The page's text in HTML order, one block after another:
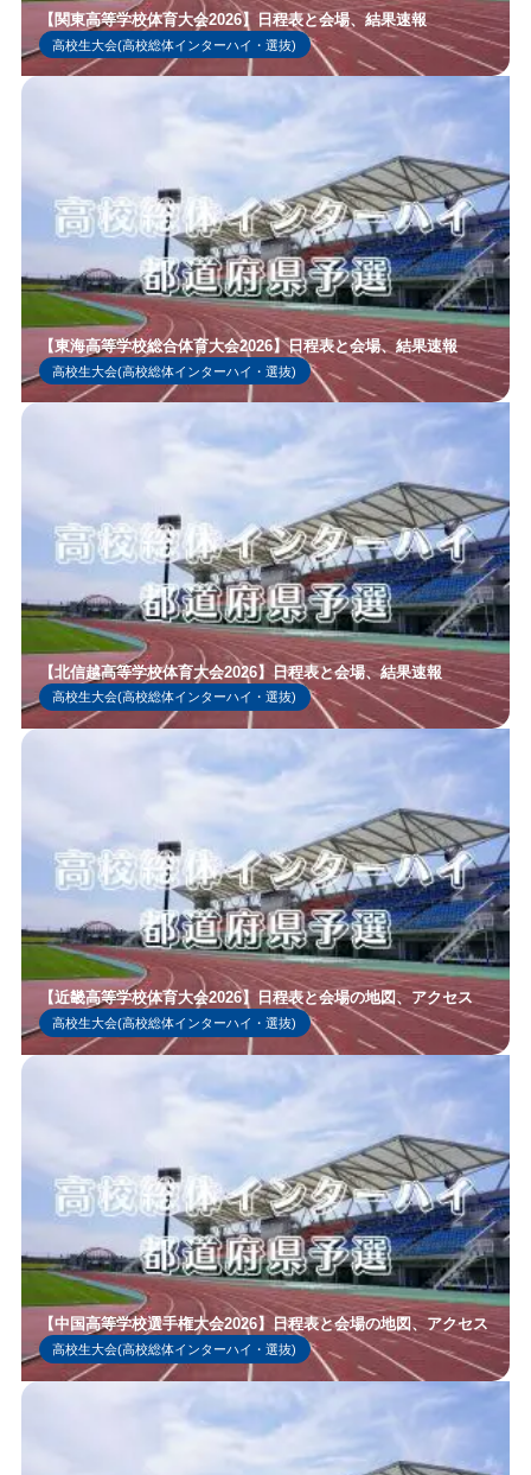
【関東高等学校体育大会2026】日程表と会場、結果速報
高校生大会(高校総体インターハイ・選抜)
【東海高等学校総合体育大会2026】日程表と会場、結果速報
高校生大会(高校総体インターハイ・選抜)
【北信越高等学校体育大会2026】日程表と会場、結果速報
高校生大会(高校総体インターハイ・選抜)
【近畿高等学校体育大会2026】日程表と会場の地図、アクセス
高校生大会(高校総体インターハイ・選抜)
【中国高等学校選手権大会2026】日程表と会場の地図、アクセス
高校生大会(高校総体インターハイ・選抜)